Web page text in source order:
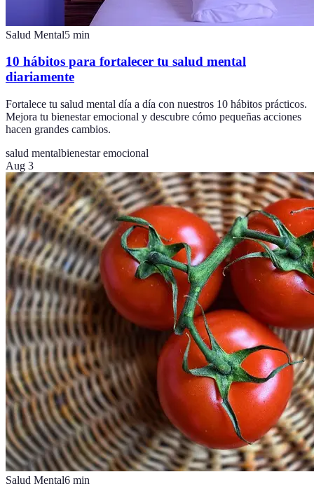
Salud Mental5 min
10 hábitos para fortalecer tu salud mental
diariamente
Fortalece tu salud mental día a día con nuestros 10 hábitos prácticos.
Mejora tu bienestar emocional y descubre cómo pequeñas acciones
hacen grandes cambios.
salud mentalbienestar emocional
Aug 3
Salud Mental6 min